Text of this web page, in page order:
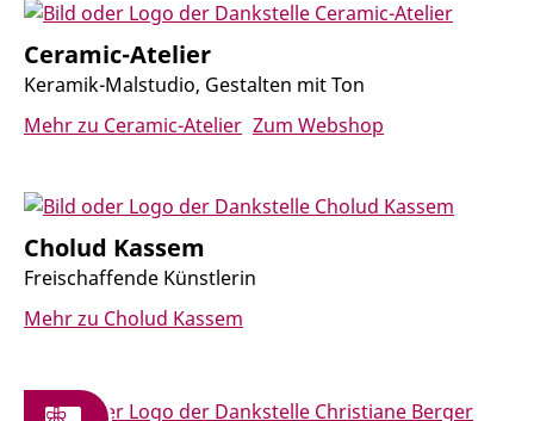
Ceramic-Atelier
Keramik-Malstudio, Gestalten mit Ton
Mehr zu Ceramic-Atelier Zum Webshop
Cholud Kassem
Freischaffende Künstlerin
Mehr zu Cholud Kassem